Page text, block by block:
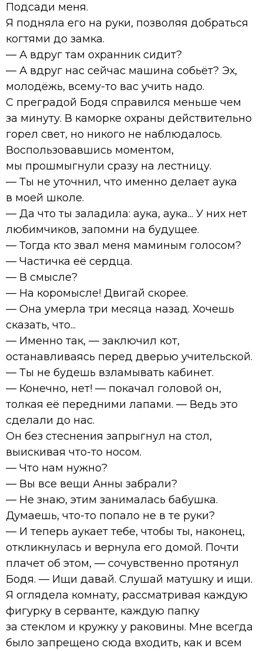
Подсади меня.
Я подняла его на руки, позволяя добраться
когтями до замка.
— А вдруг там охранник сидит?
— А вдруг нас сейчас машина собьёт? Эх,
молодёжь, всему-то вас учить надо.
С преградой Бодя справился меньше чем
за минуту. В каморке охраны действительно
горел свет, но никого не наблюдалось.
Воспользовавшись моментом,
мы прошмыгнули сразу на лестницу.
— Ты не уточнил, что именно делает аука
в моей школе.
— Да что ты заладила: аука, аука... У них нет
любимчиков, запомни на будущее.
— Тогда кто звал меня маминым голосом?
— Частичка её сердца.
— В смысле?
— На коромысле! Двигай скорее.
— Она умерла три месяца назад. Хочешь
сказать, что...
— Именно так, — заключил кот,
останавливаясь перед дверью учительской.
— Ты не будешь взламывать кабинет.
— Конечно, нет! — покачал головой он,
толкая её передними лапами. — Ведь это
сделали до нас.
Он без стеснения запрыгнул на стол,
выискивая что-то носом.
— Что нам нужно?
— Вы все вещи Анны забрали?
— Не знаю, этим занималась бабушка.
Думаешь, что-то попало не в те руки?
— И теперь аукает тебе, чтобы ты, наконец,
откликнулась и вернула его домой. Почти
плачет об этом, — сочувственно протянул
Бодя. — Ищи давай. Слушай матушку и ищи.
Я оглядела комнату, рассматривая каждую
фигурку в серванте, каждую папку
за стеклом и кружку у раковины. Мне всегда
было запрещено сюда входить, как и всем